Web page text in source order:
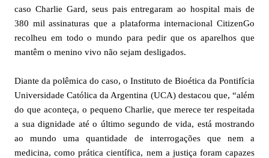
caso Charlie Gard, seus pais entregaram ao hospital mais de
380 mil assinaturas que a plataforma internacional CitizenGo
recolheu em todo o mundo para pedir que os aparelhos que
mantêm o menino vivo não sejam desligados.
Diante da polêmica do caso, o Instituto de Bioética da Pontifícia
Universidade Católica da Argentina (UCA) destacou que, “além
do que aconteça, o pequeno Charlie, que merece ter respeitada
a sua dignidade até o último segundo de vida, está mostrando
ao mundo uma quantidade de interrogações que nem a
medicina, como prática científica, nem a justiça foram capazes